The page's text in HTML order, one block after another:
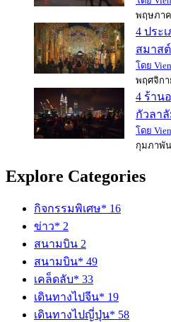
พฤษภาค
4 ประ
สมาส
โดย
พฤศจิกา
4 ร้าน
กัวลา
โดย
กุมภาพัน
Explore Categories
กิจกรรมพิเศษ* 16
ข่าว* 2
สนามบิน 2
สนามบิน* 49
เคล็ดลับ* 33
เดินทางไปจีน* 19
เดินทางไปญี่ปุ่น* 58